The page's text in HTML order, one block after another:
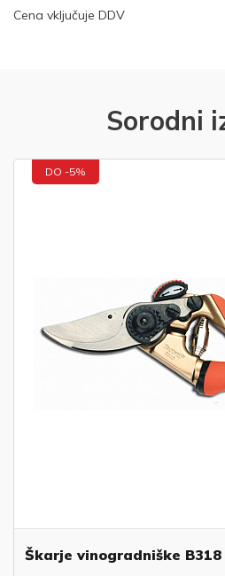
Cena vključuje DDV
Sorodni
DO -5%
Škarje vinogradniške B318